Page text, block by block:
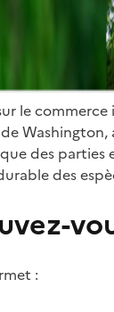
le
des
des
: